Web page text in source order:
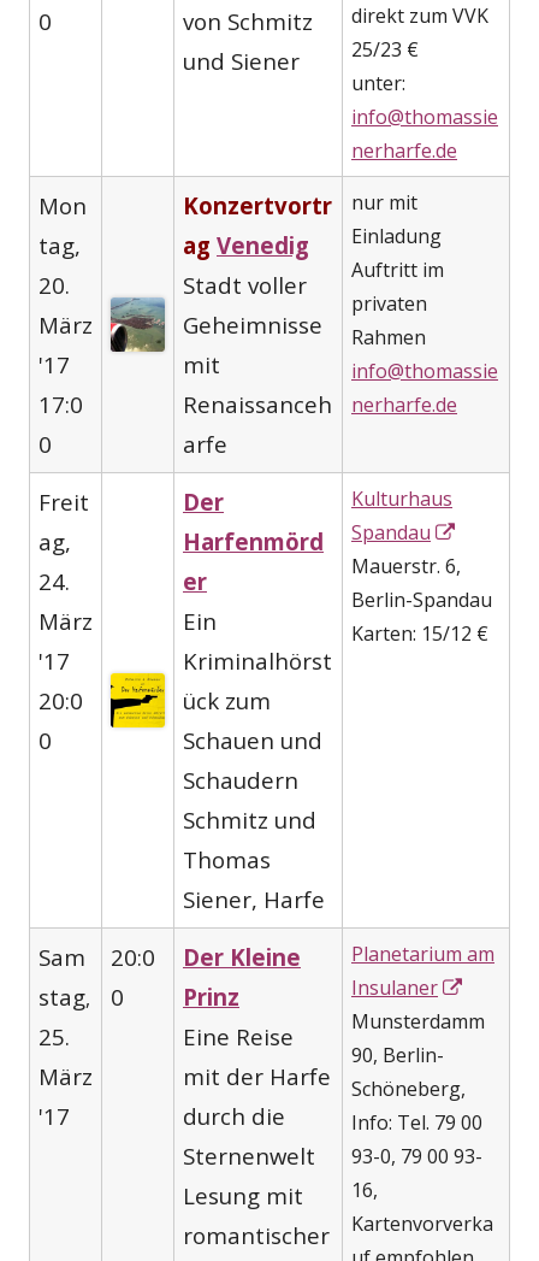
0
von Schmitz
und Siener
direkt zum VVK
25/23 €
unter:
info@thomassie
nerharfe.de
Mon
tag,
20.
März
'17
17:0
0
Konzertvortr
ag Venedig
Stadt voller
Geheimnisse
mit
Renaissanceh
arfe
nur mit
Einladung
Auftritt im
privaten
Rahmen
info@thomassie
nerharfe.de
Freit
ag,
24.
März
'17
20:0
0
Der
Harfenmörd
er
Ein
Kriminalhörst
ück zum
Schauen und
Schaudern
Schmitz und
Thomas
Siener, Harfe
Kulturhaus
Spandau
neuem
Fenster
öffnen
Mauerstr. 6,
Berlin-Spandau
Karten: 15/12 €
Sam
stag,
25.
März
'17
20:0
0
Der Kleine
Prinz
Eine Reise
mit der Harfe
durch die
Sternenwelt
Lesung mit
romantischer
Planetarium am
Insulaner
neuem
öffnen
Munsterdamm
90, Berlin-
Schöneberg,
Info: Tel. 79 00
93-0, 79 00 93-
16,
Kartenvorverka